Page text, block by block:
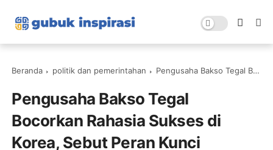
Beranda politik dan pemerintahan Pengusaha Bakso Tegal Bocorkan Rahasia Sukses di Korea, Sebut Peran Kunci Presiden Prabowo
Pengusaha Bakso Tegal
Bocorkan Rahasia Sukses di
Korea, Sebut Peran Kunci